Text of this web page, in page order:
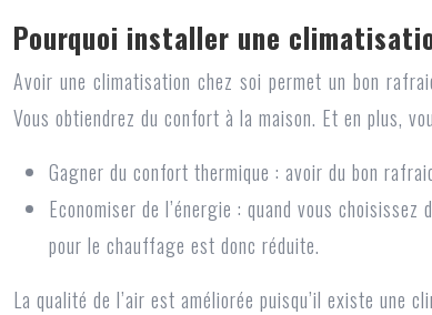
Pourquoi installer une
Avoir une climatisation chez soi permet un bon
Vous obtiendrez du confort à la maison. Et en plus,
Gagner du confort thermique : avoir du bon
Economiser de l’énergie : quand vous
pour le chauffage est donc réduite.
La qualité de l’air est améliorée puisqu’il existe une